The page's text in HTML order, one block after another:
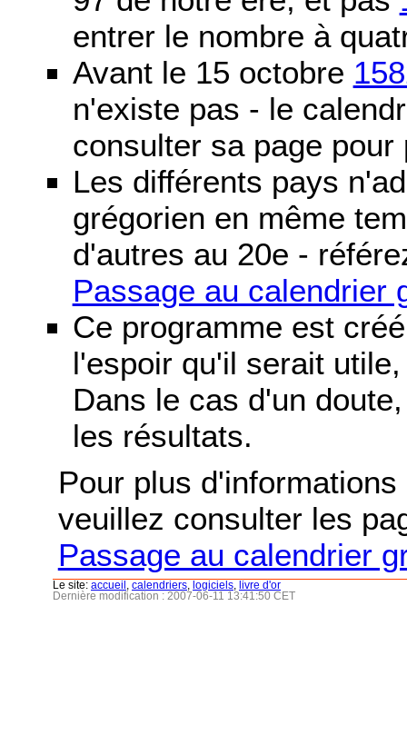
entrer le nombre à
Avant le 15 octobre
n'existe pas - le
consulter sa page pour
Les différents pays
grégorien en même
d'autres au 20e -
Passage au calendrier
Ce programme est
l'espoir qu'il serait
Dans le cas d'un
les résultats.
Pour plus
veuillez consulter les
Passage au calendrier
Le site: accueil calendriers logiciels
livre d'or
Dernière modification : 2007-06-11 13:41:50 CET